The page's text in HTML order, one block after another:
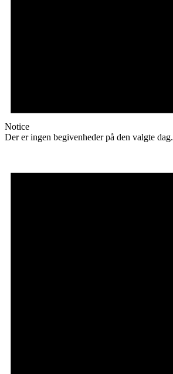
Notice
Der er ingen begivenheder på den valgte dag.